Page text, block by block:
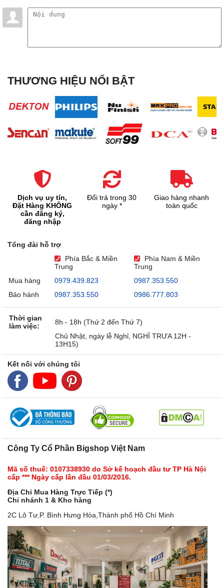
THƯƠNG HIỆU NỔI BẬT
Dịch vụ uy tín,
Đặt Hàng KHÔNG
cần đăng ký,
đăng nhập
Đổi trả trong 30
ngày *
Giao hàng nhanh
toàn quốc
Tổng đài hỗ trợ
Phía Bắc & Miền
Trung
Phía Nam & Miền
Trung
Mua hàng
0979.439.823
0987.353.550
Bảo hành
0987.353.550 0986.777.803
Thời gian
làm việc:
8h - 18h (Thứ 2 đến Thứ 7)
Chủ Nhật, ngày lễ Nghỉ, NGHỈ TRƯA 12H -
13H15)
Kết nối với chúng tôi
Công Ty Cổ Phần Bigshop Việt Nam
Mã số thuế: 0107338930 do Sở kế hoạch đầu tư TP Hà Nội
cấp *** Ngày cấp lần đầu 01/03/2016.
Địa Chỉ Mua Hàng Trực Tiếp (*)
Chi nhánh 1 & Kho hàng
2C Lô Tư,P. Bình Hưng Hòa,Thành phố Hồ Chí Minh